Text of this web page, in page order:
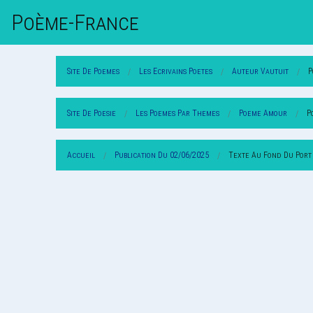
Poème-FrAnce
Site De Poemes Les Ecrivains Poetes Auteur Vautuit
Site De Poesie Les Poemes Par Themes Poeme Amour
Accueil Publication Du 02/06/2025 Texte Au Fond Du Port